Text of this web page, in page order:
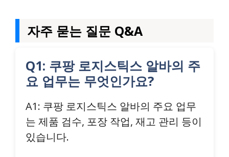
자주 묻는 질문 Q&A
Q1: 쿠팡 로지스틱스 알바의 주
요 업무는 무엇인가요?
A1: 쿠팡 로지스틱스 알바의 주요 업무
는 제품 검수, 포장 작업, 재고 관리 등이
있습니다.